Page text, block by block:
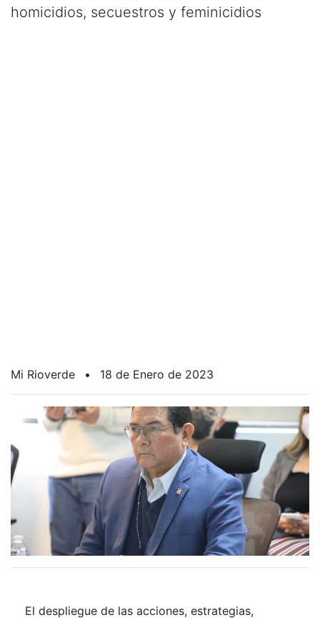
homicidios, secuestros y feminicidios
Mi Rioverde • 18 de Enero de 2023
El despliegue de las acciones, estrategias,